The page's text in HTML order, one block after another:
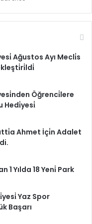
Ağustos Ayı Mecli̇s
Öğrenci̇lere
Hedi̇yesi̇
Ahmet İçi̇n Adalet
1 Yılda 18 Yeni̇ Park
Yaz Spor
Başarı